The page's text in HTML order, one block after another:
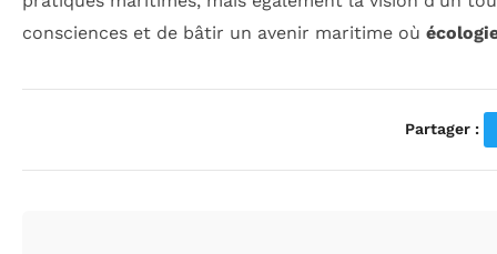
consciences et de bâtir un avenir maritime où
Partager :